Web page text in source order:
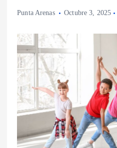
Punta Arenas Octubre 3, 2025